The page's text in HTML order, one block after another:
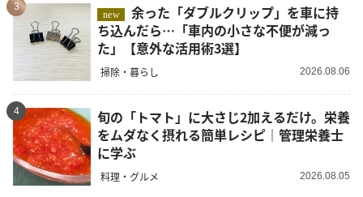
3
new
余った「ダブルクリップ」を車に持
ち込んだら…「車内の小さな不便が減っ
た」【意外な活用術3選】
掃除・暮らし 2026.08.06
4
旬の「トマト」に大さじ2加えるだけ。栄養
をムダなく摂れる簡単レシピ｜管理栄養士
に学ぶ
料理・グルメ 2026.08.05